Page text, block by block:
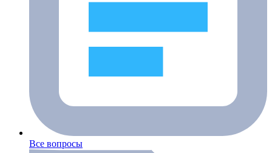
Все вопросы